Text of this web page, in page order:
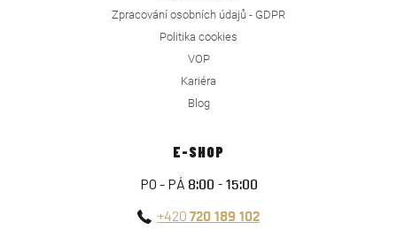
Zpracování osobních údajů - GDPR
Politika cookies
VOP
Kariéra
Blog
E-SHOP
PO - PÁ 8:00 - 15:00
+420 720 189 102